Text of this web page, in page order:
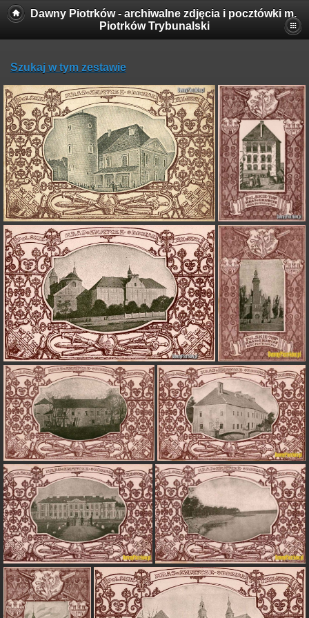
Dawny Piotrków - archiwalne zdjęcia i pocztówki m.
Piotrków Trybunalski
Szukaj w tym zestawie